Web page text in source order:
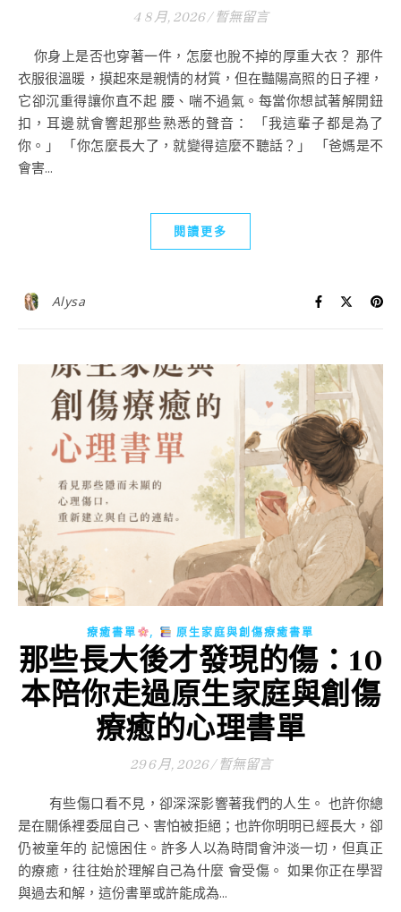
4 8 月, 2026 / 暫無留言
你身上是否也穿著一件，怎麼也脫不掉的厚重大衣？ 那件
衣服很溫暖，摸起來是親情的材質，但在豔陽高照的日子裡，
它卻沉重得讓你直不起 腰、喘不過氣。每當你想試著解開鈕
扣，耳邊就會響起那些熟悉的聲音： 「我這輩子都是為了
你。」 「你怎麼長大了，就變得這麼不聽話？」 「爸媽是不
會害...
閱讀更多
Alysa
療癒書單 , 原生家庭與創傷療癒書單
那些長大後才發現的傷：10
本陪你走過原生家庭與創傷
療癒的心理書單
29 6 月, 2026 / 暫無留言
有些傷口看不見，卻深深影響著我們的人生。 也許你總
是在關係裡委屈自己、害怕被拒絕；也許你明明已經長大，卻
仍被童年的 記憶困住。許多人以為時間會沖淡一切，但真正
的療癒，往往始於理解自己為什麼 會受傷。 如果你正在學習
與過去和解，這份書單或許能成為...